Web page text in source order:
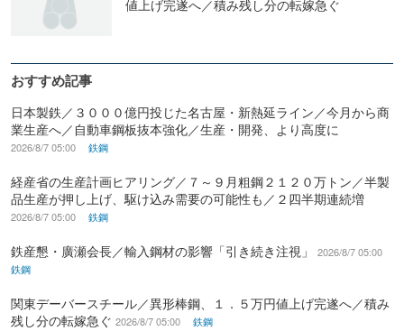
値上げ完遂へ／積み残し分の転嫁急ぐ
おすすめ記事
日本製鉄／３０００億円投じた名古屋・新熱延ライン／今月から商
業生産へ／自動車鋼板抜本強化／生産・開発、より高度に
2026/8/7 05:00 鉄鋼
経産省の生産計画ヒアリング／７～９月粗鋼２１２０万トン／半製
品生産が押し上げ、駆け込み需要の可能性も／２四半期連続増
2026/8/7 05:00 鉄鋼
鉄産懇・廣瀬会長／輸入鋼材の影響「引き続き注視」
2026/8/7 05:00
鉄鋼
関東デーバースチール／異形棒鋼、１．５万円値上げ完遂へ／積み
残し分の転嫁急ぐ 2026/8/7 05:00 鉄鋼